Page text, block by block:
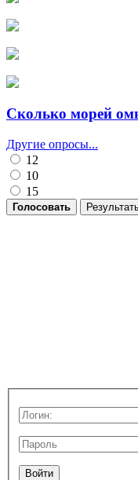
Сколько морей
Другие опросы...
12
10
15
Голосовать
Войти